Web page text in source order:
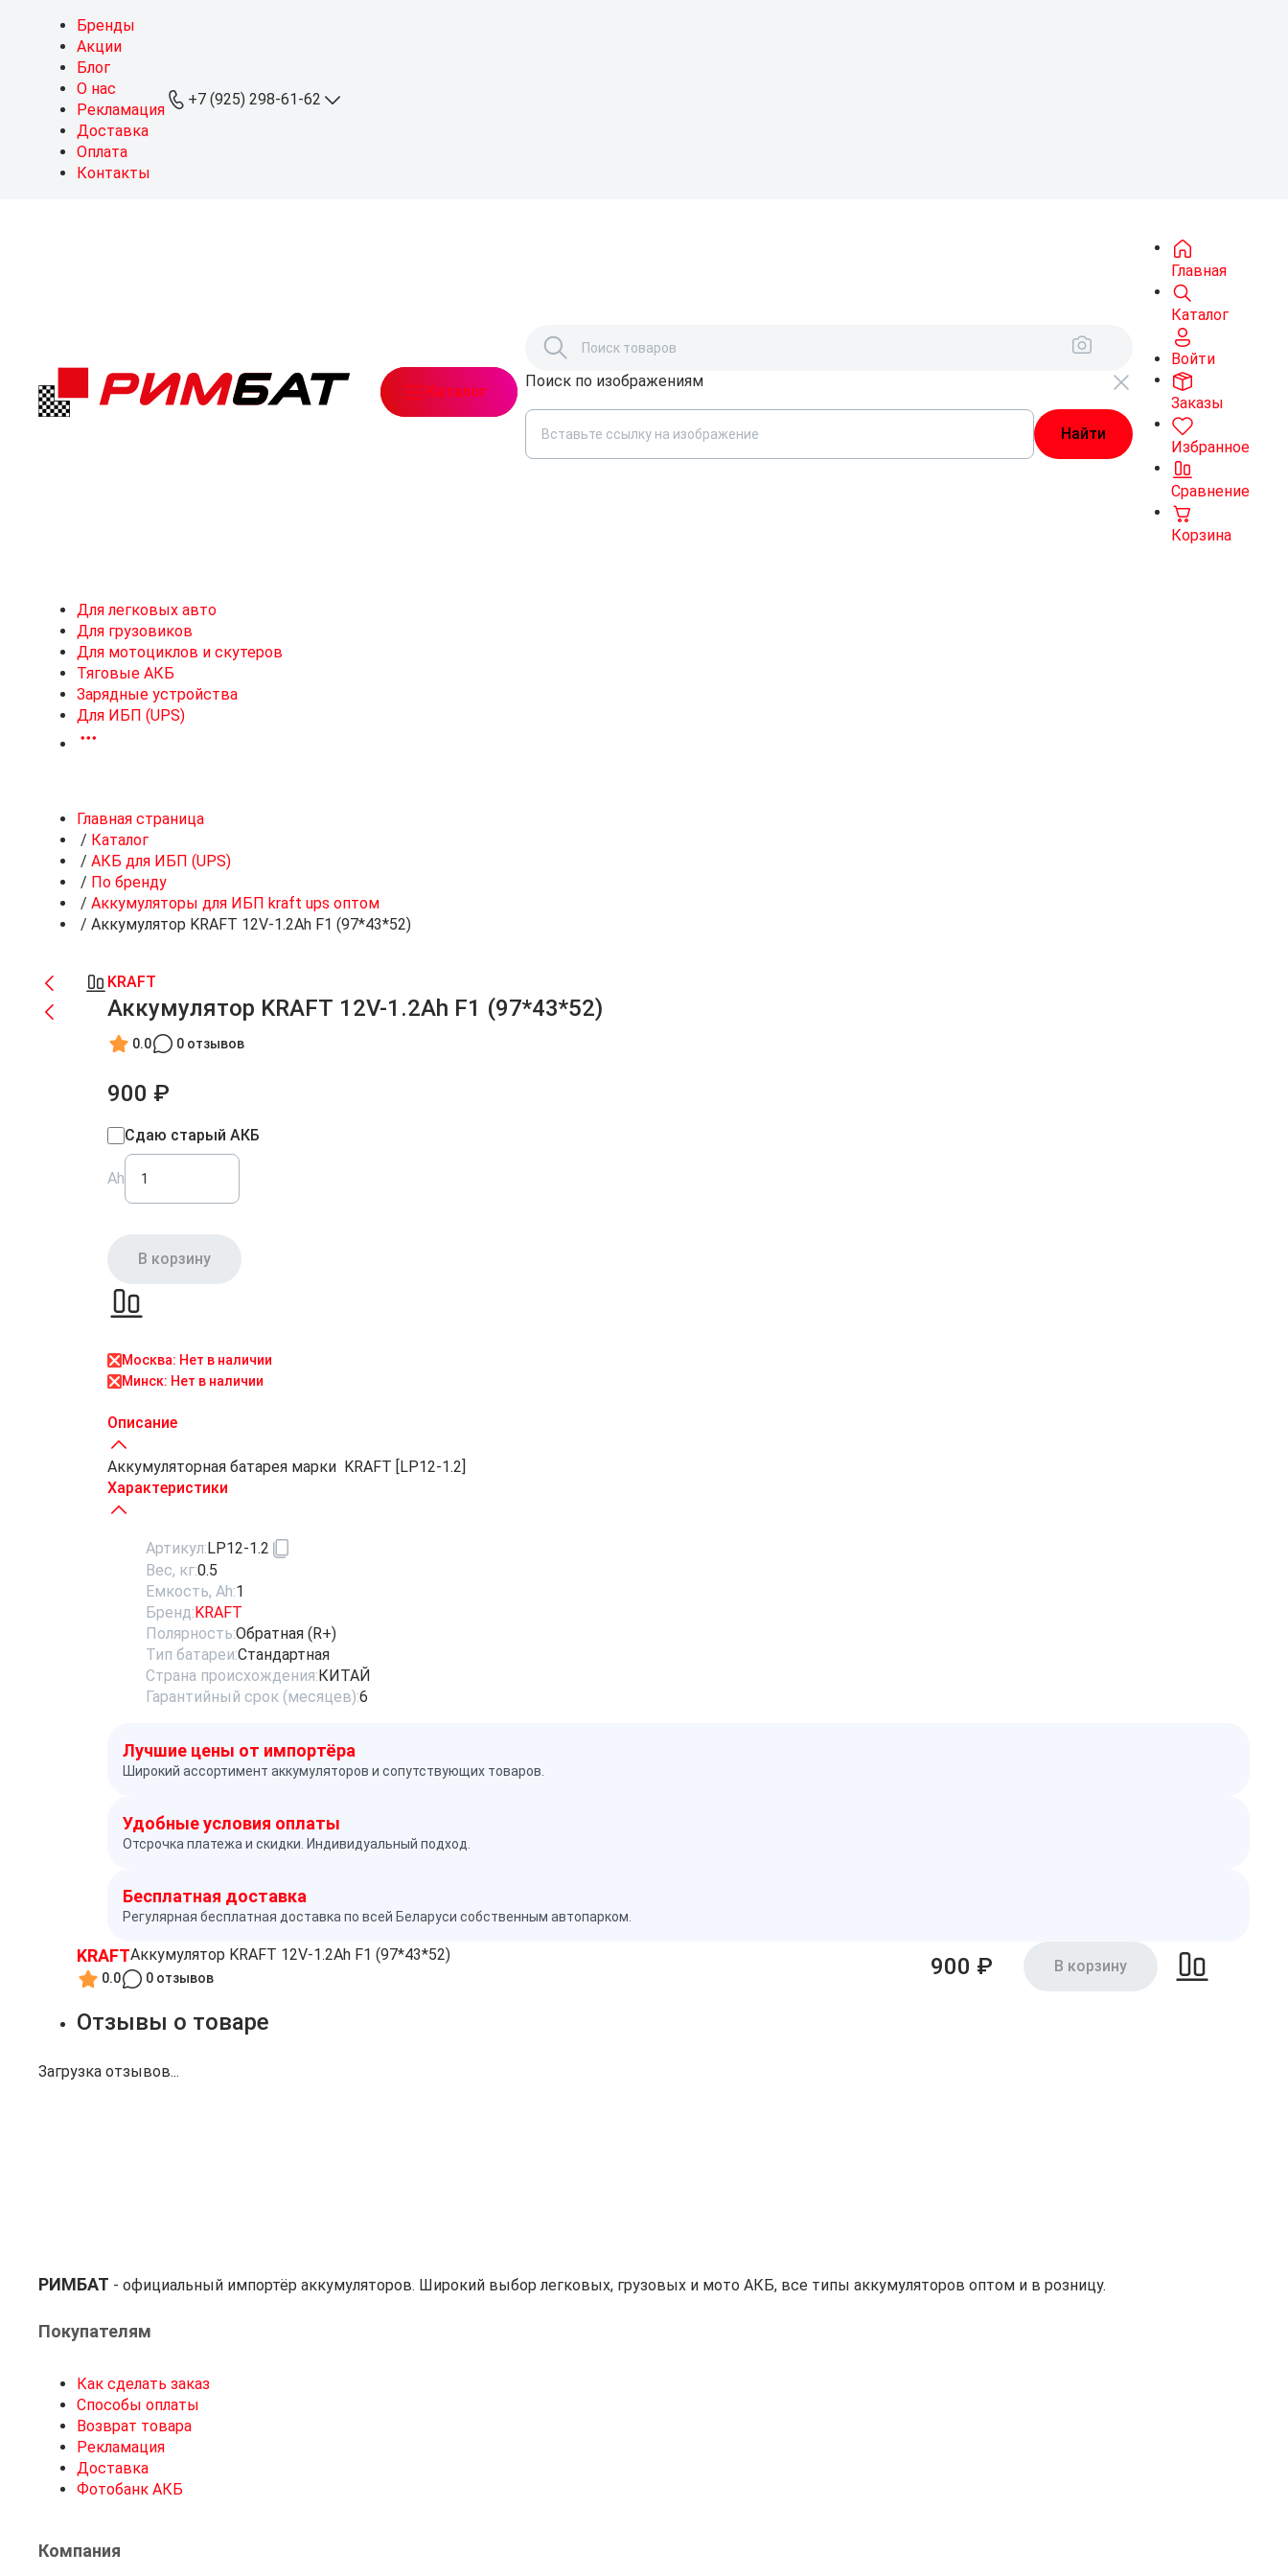
Бренды
Акции
Блог
О нас
Рекламация
Доставка
Оплата
Контакты
+7 (925) 298-61-62
Можайское ш., 165, стр. 1,Каталог
Поиск по изображениям
Главная
Каталог
Войти
Заказы
Избранное
Сравнение
Корзина
Для легковых авто
Для грузовиков
Для мотоциклов и скутеров
Тяговые АКБ
Зарядные устройства
Для ИБП (UPS)
Главная страница
/ Каталог
/ АКБ для ИБП (UPS)
/ По бренду
/ Аккумуляторы для ИБП kraft ups оптом
/ Аккумулятор KRAFT 12V-1.2Ah F1 (97*43*52)
KRAFT
Аккумулятор KRAFT 12V-1.2Ah F1 (97*43*52)
0.0 0 отзывов
900 ₽
Сдаю старый АКБ
Ah
В корзину
Москва: Нет в наличии
Минск: Нет в наличии
Описание
Аккумуляторная батарея марки KRAFT [LP12-1.2]
Характеристики
Артикул:LP12-1.2
Вес, кг:0.5
Емкость, Ah:1
Бренд:KRAFT
Полярность:Обратная (R+)
Тип батареи:Стандартная
Страна происхождения:КИТАЙ
Гарантийный срок (месяцев):6
Лучшие цены от импортёра
Широкий ассортимент аккумуляторов и сопутствующих товаров.
Удобные условия оплаты
Отсрочка платежа и скидки. Индивидуальный подход.
Бесплатная доставка
Регулярная бесплатная доставка по всей Беларуси собственным автопарком.
KRAFTАккумулятор KRAFT 12V-1.2Ah F1 (97*43*52)
0.0 0 отзывов 900 ₽ В корзину
Отзывы о товаре
Загрузка отзывов...
РИМБАТ - официальный импортёр аккумуляторов. Широкий выбор легковых, грузовых и мото АКБ, все типы аккумуляторов оптом и в розницу.
Покупателям
Как сделать заказ
Способы оплаты
Возврат товара
Рекламация
Доставка
Фотобанк АКБ
Компания